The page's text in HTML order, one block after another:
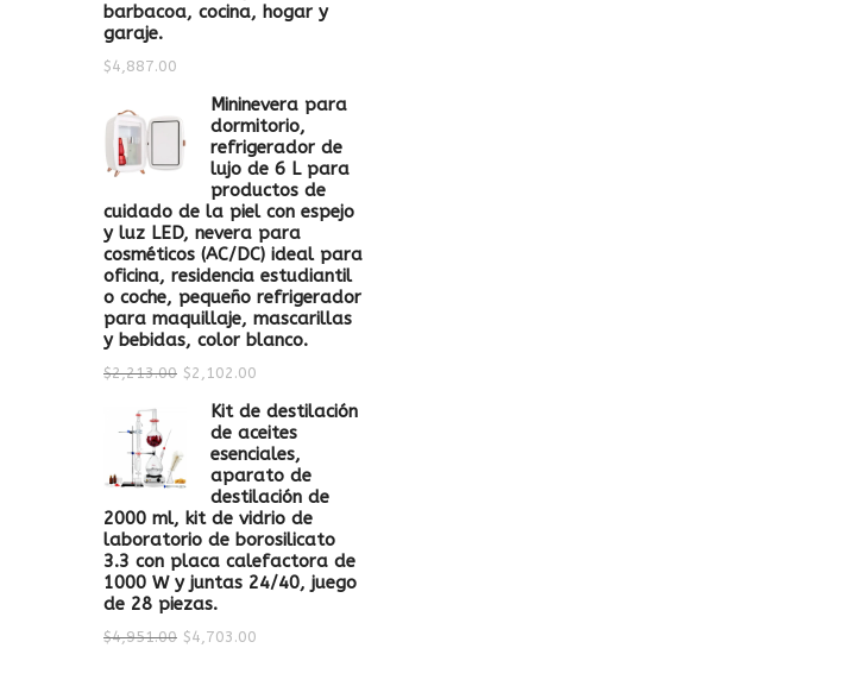
barbacoa, cocina, hogar y
garaje.
$4,887.00
Mininevera para
dormitorio,
refrigerador de
lujo de 6 L para
productos de
cuidado de la piel con espejo
y luz LED, nevera para
cosméticos (AC/DC) ideal para
oficina, residencia estudiantil
o coche, pequeño refrigerador
para maquillaje, mascarillas
y bebidas, color blanco.
$2,213.00 $2,102.00
Kit de destilación
de aceites
esenciales,
aparato de
destilación de
2000 ml, kit de vidrio de
laboratorio de borosilicato
3.3 con placa calefactora de
1000 W y juntas 24/40, juego
de 28 piezas.
$4,951.00 $4,703.00